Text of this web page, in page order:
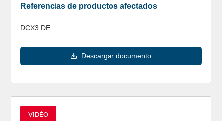
Referencias de productos afectados
DCX3 DE
Descargar documento
VIDÉO